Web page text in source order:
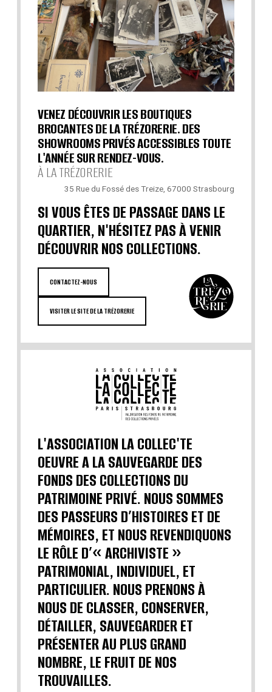
VENEZ DÉCOUVRIR LES BOUTIQUES
BROCANTES DE LA TRÉZORERIE. DES
SHOWROOMS PRIVÉS ACCESSIBLES TOUTE
L'ANNÉE SUR RENDEZ-VOUS.
À LA TRÉZORERIE
35 Rue du Fossé des Treize, 67000 Strasbourg
SI VOUS ÊTES DE PASSAGE DANS LE
QUARTIER, N'HÉSITEZ PAS À VENIR
DÉCOUVRIR NOS COLLECTIONS.
CONTACTEZ-NOUS
VISITER LE SITE DE LA TRÉZORERIE
L'ASSOCIATION LA COLLEC'TE
OEUVRE A LA SAUVEGARDE DES
FONDS DES COLLECTIONS DU
PATRIMOINE PRIVÉ. NOUS SOMMES
DES PASSEURS D’HISTOIRES ET DE
MÉMOIRES, ET NOUS REVENDIQUONS
LE RÔLE D’« ARCHIVISTE »
PATRIMONIAL, INDIVIDUEL, ET
PARTICULIER. NOUS PRENONS À
NOUS DE CLASSER, CONSERVER,
DÉTAILLER, SAUVEGARDER ET
PRÉSENTER AU PLUS GRAND
NOMBRE, LE FRUIT DE NOS
TROUVAILLES.